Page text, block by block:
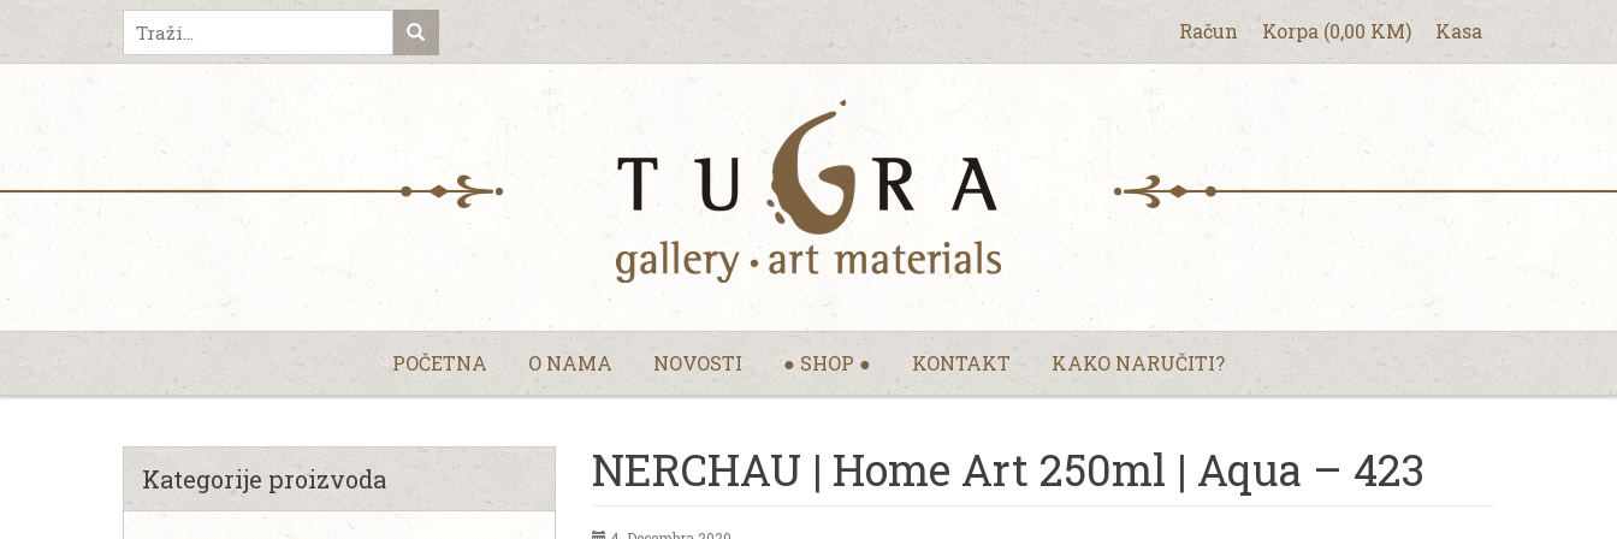
Račun Korpa (0,00 KM) Kasa
POČETNA O NAMA NOVOSTI ● SHOP ● KONTAKT KAKO NARUČITI?
NERCHAU | Home Art 250ml | Aqua – 423
Kategorije proizvoda